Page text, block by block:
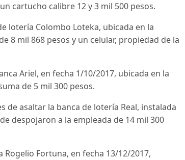
cartucho calibre 12 y 3 mil 500 pesos.
lotería Colombo Loteka, ubicada en la
8 mil 868 pesos y un celular, propiedad de la
Ariel, en fecha 1/10/2017, ubicada en la
de 5 mil 300 pesos.
de asaltar la banca de lotería Real, instalada
despojaron a la empleada de 14 mil 300
Fortuna, en fecha 13/12/2017,